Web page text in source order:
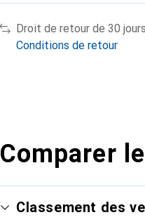
Droit de retour de 30 jours
Conditions de retour
Comparer
Classement des